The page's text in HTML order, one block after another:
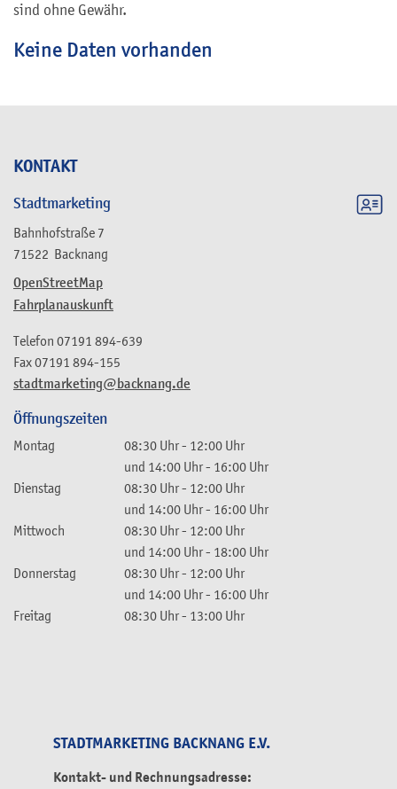
KONTAKT
Stadtmarketing
Bahnhofstraße 7
71522 Backnang
OpenStreetMap
Fahrplanauskunft
stadtmarketing@backnang.de
Telefon 07191 894-639
Fax07191 894-155
Öffnungszeiten
Montag 08:30 Uhr- 12:00 Uhr
und 14:00 Uhr- 16:00 Uhr
Dienstag
08:30 Uhr- 12:00 Uhr
und 14:00 Uhr- 16:00 Uhr
Mittwoch
08:30 Uhr- 12:00 Uhr
und 14:00 Uhr- 18:00 Uhr
Donnerstag
08:30 Uhr- 12:00 Uhr
und 14:00 Uhr- 16:00 Uhr
Freitag
08:30 Uhr- 13:00 Uhr
sind ohne Gewähr.
Keine Daten vorhanden
STADTMARKETING BACKNANG E.V.
Kontakt- und Rechnungsadresse: